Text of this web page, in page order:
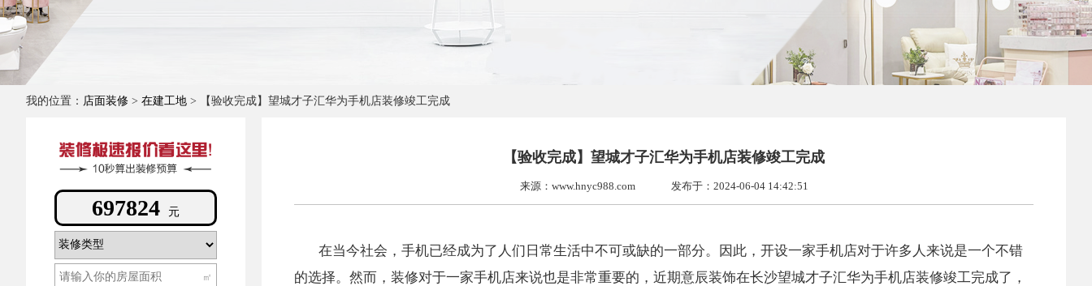
我的位置： 店面装修 > 在建工地 > 【验收完成】望城才子汇华为手机店装修竣工完成
171062 元
㎡
【验收完成】望城才子汇华为手机店装修竣工完成
来源：www.hnyc988.com 发布于：2024-06-04 14:42:51
在当今社会，手机已经成为了人们日常生活中不可或缺的一部分。因此，开设一家手机店对于许多人来说是一个不错
的选择。然而，装修对于一家手机店来说也是非常重要的，近期意辰装饰在长沙望城才子汇华为手机店装修竣工完成了，